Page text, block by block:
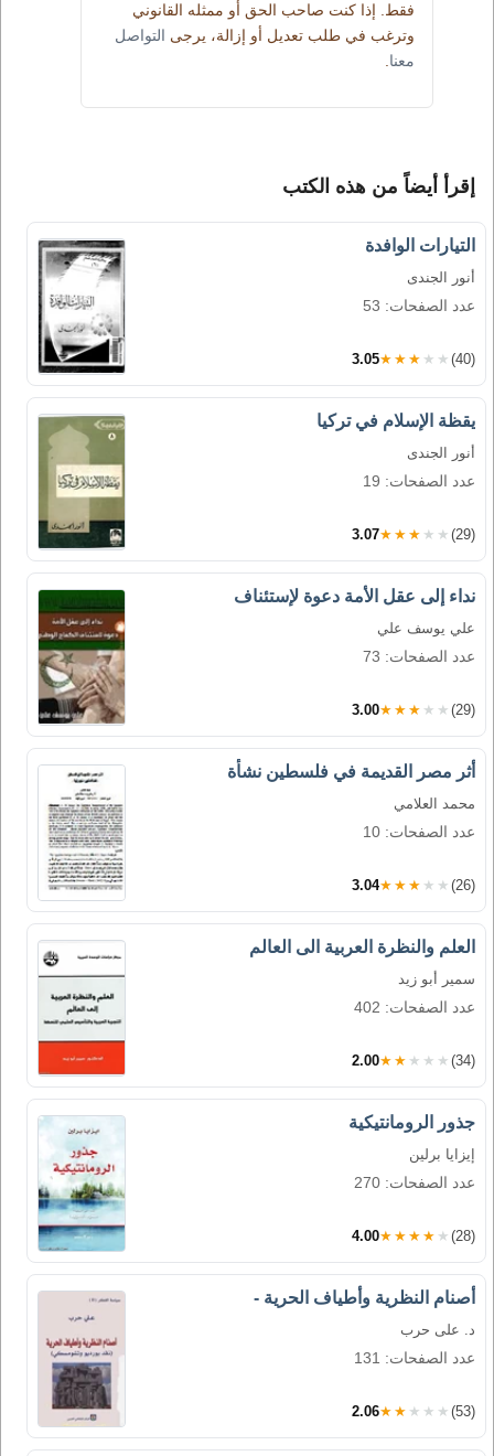
فقط. إذا كنت صاحب الحق أو ممثله القانوني
وترغب في طلب تعديل أو إزالة، يرجى التواصل
معنا
إقرأ أيضاً من هذه الكتب
التيارات الوافدة
أنور الجندى
عدد الصفحات: 53
3.05★★★★★ (40)
يقظة الإسلام في تركيا
أنور الجندى
عدد الصفحات: 19
3.07★★★★★ (29)
نداء إلى عقل الأمة دعوة لإستئناف
علي يوسف علي
عدد الصفحات: 73
3.00★★★★★ (29)
أثر مصر القديمة في فلسطين نشأة
محمد العلامي
عدد الصفحات: 10
3.04★★★★★ (26)
العلم والنظرة العربية الى العالم
سمير أبو زيد
عدد الصفحات: 402
2.00★★★★★ (34)
جذور الرومانتيكية
إيزايا برلين
عدد الصفحات: 270
4.00★★★★★ (28)
أصنام النظرية وأطياف الحرية -
د. على حرب
عدد الصفحات: 131
2.06★★★★★ (53)